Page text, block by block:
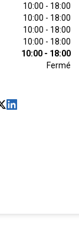
10:00 - 18:00
10:00 - 18:00
10:00 - 18:00
10:00 - 18:00
10:00 - 18:00
Fermé